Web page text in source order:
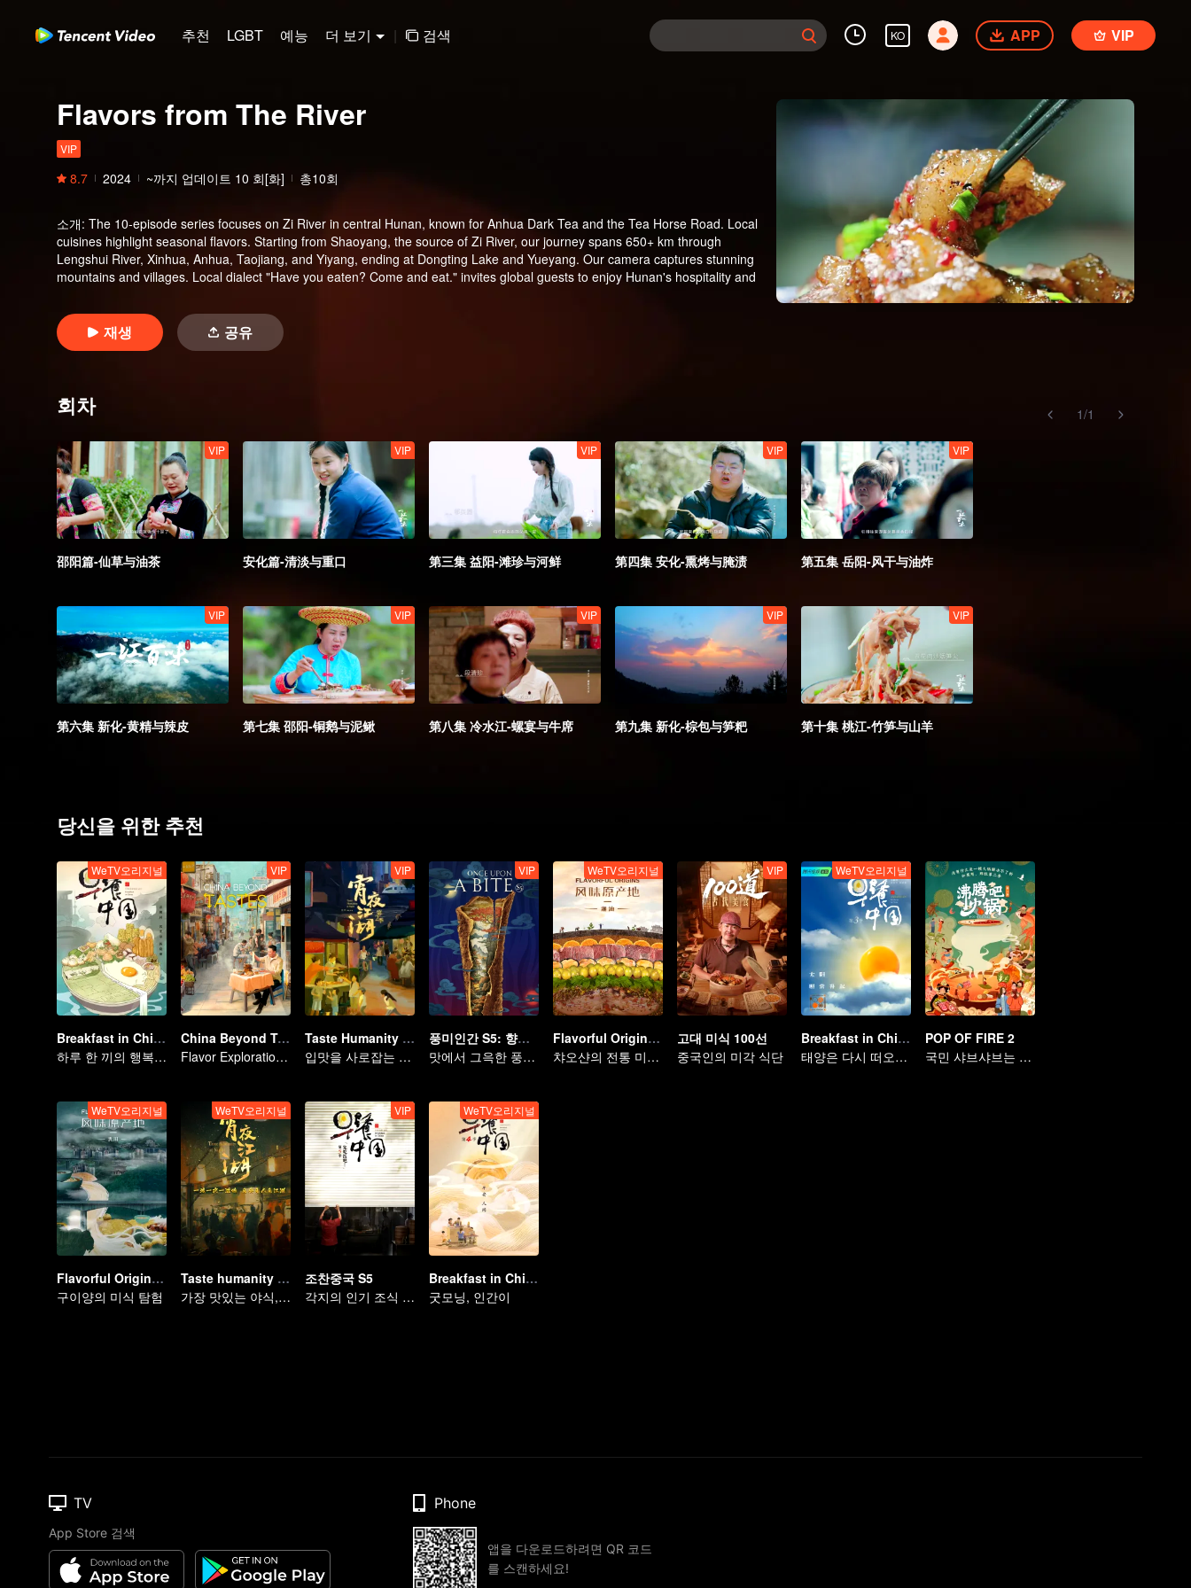
추천 LGBT 예능 더 보기 | 검색 KO APP VIP
Flavors from The River
VIP
8.7 2024 ~까지 업데이트 10 회[화] 총10회
소개: The 10-episode series focuses on Zi River in central Hunan, known for Anhua Dark Tea and the Tea Horse Road. Local
cuisines highlight seasonal flavors. Starting from Shaoyang, the source of Zi River, our journey spans 650+ km through
Lengshui River, Xinhua, Anhua, Taojiang, and Yiyang, ending at Dongting Lake and Yueyang. Our camera captures stunning
mountains and villages. Local dialect "Have you eaten? Come and eat." invites global guests to enjoy Hunan's hospitality and
재생 공유
회차 1/1
VIP
邵阳篇-仙草与油茶
VIP
安化篇-清淡与重口
VIP
第三集 益阳-滩珍与河鲜
VIP
第四集 安化-熏烤与腌渍
VIP
第五集 岳阳-风干与油炸
VIP
第六集 新化-黄精与辣皮
VIP
第七集 邵阳-铜鹅与泥鳅
VIP
第八集 冷水江-螺宴与牛席
VIP
第九集 新化-棕包与笋粑
VIP
第十集 桃江-竹笋与山羊
당신을 위한 추천
WeTV오리지널
Breakfast in China
하루 한 끼의 행복 기록
VIP
China Beyond Tastes
Flavor Exploration Journey of Chen Xiaoqing
VIP
Taste Humanity at Night S2
입맛을 사로잡는 절묘한 미식 탐방
VIP
풍미인간 S5: 향신료의 전설
맛에서 그윽한 풍미가
WeTV오리지널
Flavorful Origins: Chao Shan
챠오샨의 전통 미식 탐방
VIP
고대 미식 100선
중국인의 미각 식단
WeTV오리지널
Breakfast in China Ⅲ
태양은 다시 떠오른다
POP OF FIRE 2
국민 샤브샤브는 백번 먹어도 질리지 않아
WeTV오리지널
Flavorful Origins: Gui Yang
구이양의 미식 탐험
WeTV오리지널
Taste humanity at night
가장 맛있는 야식, 가장 알짜 인심
VIP
조찬중국 S5
각지의 인기 조식 탐방기
WeTV오리지널
Breakfast in China 4
굿모닝, 인간이
TV
App Store 검색
Phone
앱을 다운로드하려면 QR 코드
를 스캔하세요!